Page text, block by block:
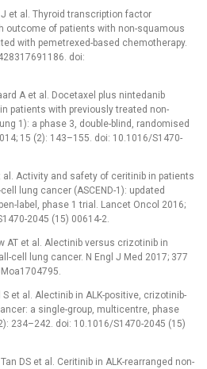
J et al. Thyroid transcription factor
outcome of patients with non-squamous
with pemetrexed-based chemotherapy.
doi:
A et al. Docetaxel plus nintedanib
patients with previously treated non-
1): a phase 3, double-blind, randomised
15 (2): 143–155. doi: 10.1016/S1470-
al. Activity and safety of ceritinib in patients
lung cancer (ASCEND-1): updated
label, phase 1 trial. Lancet Oncol 2016;
2045 (15) 00614-2.
AT et al. Alectinib versus crizotinib in
cell lung cancer. N Engl J Med 2017; 377
S et al. Alectinib in ALK-positive, crizotinib-
a single-group, multicentre, phase
234–242. doi: 10.1016/S1470-2045 (15)
DS et al. Ceritinib in ALK-rearranged non-